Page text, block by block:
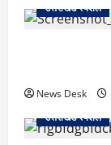
उत्तराखंड स्पेशल
News Desk
उत्तराखंड स्पेशल